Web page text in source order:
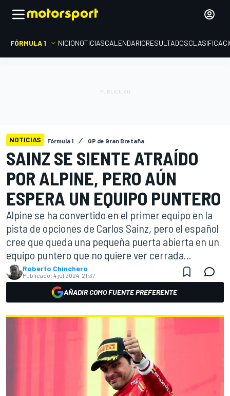
FÓRMULA 1 INICIONOTICIASCALENDARIORESULTADOS
NOTICIAS Fórmula 1 GP de Gran Bretaña
SAINZ SE SIENTE ATRAÍDO
POR ALPINE, PERO AÚN
ESPERA UN EQUIPO PUNTERO
Alpine se ha convertido en el primer equipo en la
pista de opciones de Carlos Sainz, pero el español
cree que queda una pequeña puerta abierta en un
equipo puntero que no quiere ver cerrada...
Roberto Chinchero
Publicado: 4 jul 2024, 21:37
AÑADIR COMO FUENTE PREFERENTE